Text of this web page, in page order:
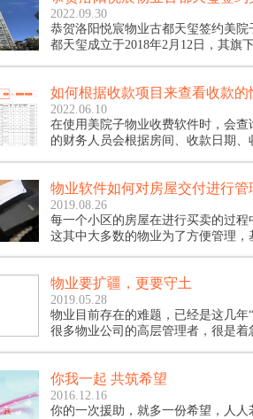
2022.09.30
恭贺洛阳悦宸物业古都天玺签约美院子数字科
都天玺成立于2018年2月12日，其旗
对美院子物业收费软件的最大支持和
如何根据收款项目来查看收款的
2022.06.10
在使用美院子物业收费软件时，会
的财务人员会根据房间、收款日期
物业软件如何对房屋交付进行管
2019.08.26
每一个小区的房屋在进行买卖的过
这其中大多数的物业为了方便管理，
物业要扩疆，更要守土
2019.05.28
物业目前存在的难题，已经是这几
很多物业公司的高层管理者，很是
撞。这怎么能够走出困境呢？在这样
站在一个从业者的角度上，建议大家
你我一起 共筑希望
2016.12.16
你的一次援助，就多一份希望，人